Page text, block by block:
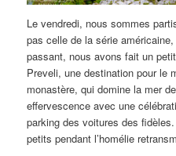
Le vendredi, nous sommes
pas celle de la série
passant, nous avons fait un
Preveli, une destination pour le
monastère, qui domine la mer
effervescence avec une
parking des voitures des
petits pendant l’homélie